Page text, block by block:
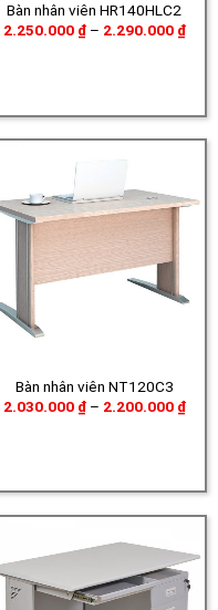
Bàn nhân viên HR140HLC2
2.250.000 ₫ – 2.290.000 ₫
giá:
Bàn nhân viên NT120C3
2.030.000 ₫ – 2.200.000 ₫
giá: